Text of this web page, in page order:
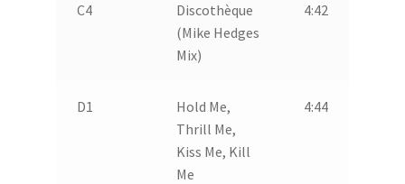
C4
Discothèque
(Mike Hedges
Mix)
4:42
D1
Hold Me,
Thrill Me,
Kiss Me, Kill
Me
4:44